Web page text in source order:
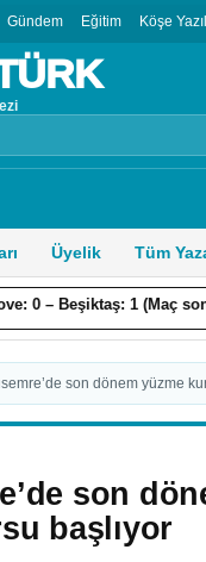
Gündem Eğitim Köşe
Üyelik Tüm
1 (Maç sonucu)
son dönem yüzme
son
başlıyor